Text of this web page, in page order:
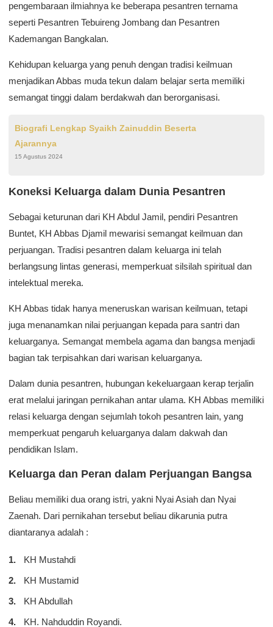
pengembaraan ilmiahnya ke beberapa pesantren ternama
seperti Pesantren Tebuireng Jombang dan Pesantren
Kademangan Bangkalan.
Kehidupan keluarga yang penuh dengan tradisi keilmuan
menjadikan Abbas muda tekun dalam belajar serta memiliki
semangat tinggi dalam berdakwah dan berorganisasi.
Biografi Lengkap Syaikh Zainuddin Beserta
Ajarannya
15 Agustus 2024
Koneksi Keluarga dalam Dunia Pesantren
Sebagai keturunan dari KH Abdul Jamil, pendiri Pesantren
Buntet, KH Abbas Djamil mewarisi semangat keilmuan dan
perjuangan. Tradisi pesantren dalam keluarga ini telah
berlangsung lintas generasi, memperkuat silsilah spiritual dan
intelektual mereka.
KH Abbas tidak hanya meneruskan warisan keilmuan, tetapi
juga menanamkan nilai perjuangan kepada para santri dan
keluarganya. Semangat membela agama dan bangsa menjadi
bagian tak terpisahkan dari warisan keluarganya.
Dalam dunia pesantren, hubungan kekeluargaan kerap terjalin
erat melalui jaringan pernikahan antar ulama. KH Abbas memiliki
relasi keluarga dengan sejumlah tokoh pesantren lain, yang
memperkuat pengaruh keluarganya dalam dakwah dan
pendidikan Islam.
Keluarga dan Peran dalam Perjuangan Bangsa
Beliau memiliki dua orang istri, yakni Nyai Asiah dan Nyai
Zaenah. Dari pernikahan tersebut beliau dikarunia putra
diantaranya adalah :
KH Mustahdi
KH Mustamid
KH Abdullah
KH. Nahduddin Royandi.